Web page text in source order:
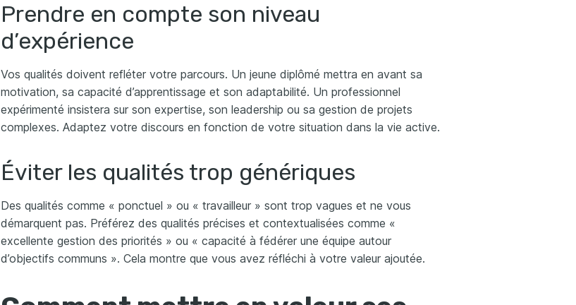
Prendre en compte son niveau
d’expérience
Vos qualités doivent refléter votre parcours. Un jeune diplômé mettra en avant sa
motivation, sa capacité d’apprentissage et son adaptabilité. Un professionnel
expérimenté insistera sur son expertise, son leadership ou sa gestion de projets
complexes. Adaptez votre discours en fonction de votre situation dans la vie active.
Éviter les qualités trop génériques
Des qualités comme « ponctuel » ou « travailleur » sont trop vagues et ne vous
démarquent pas. Préférez des qualités précises et contextualisées comme «
excellente gestion des priorités » ou « capacité à fédérer une équipe autour
d’objectifs communs ». Cela montre que vous avez réfléchi à votre valeur ajoutée.